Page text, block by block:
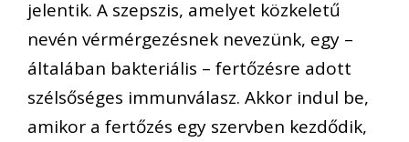
jelentik. A szepszis, amelyet közkeletű
nevén vérmérgezésnek nevezünk, egy –
általában bakteriális – fertőzésre adott
szélsőséges immunválasz. Akkor indul be,
amikor a fertőzés egy szervben kezdődik,